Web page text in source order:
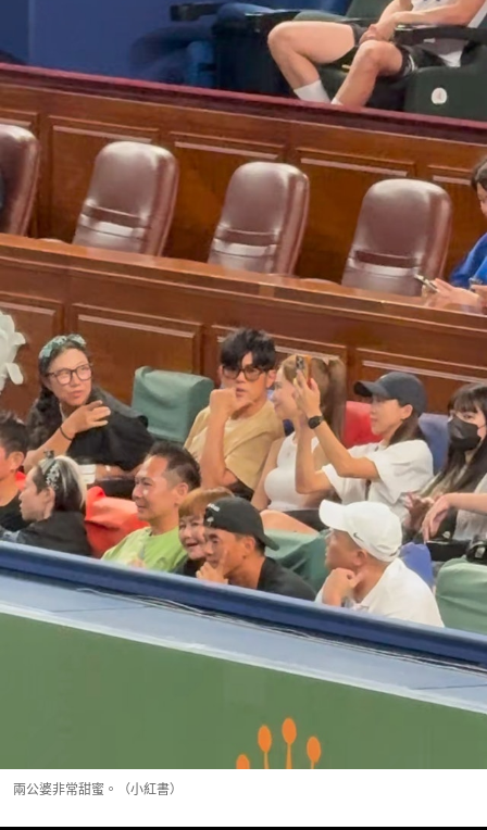
兩公婆非常甜蜜。（小紅書）